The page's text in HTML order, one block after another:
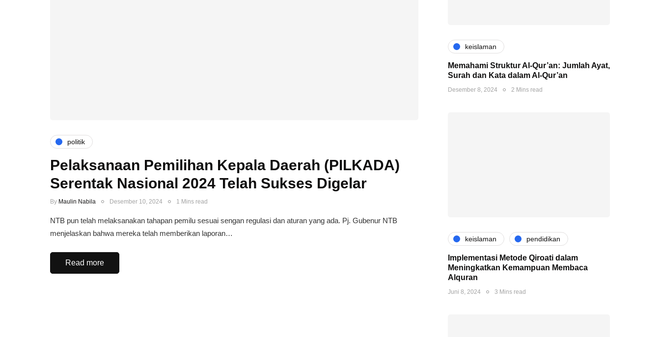
politik
Pelaksanaan Pemilihan Kepala Daerah (PILKADA)
Serentak Nasional 2024 Telah Sukses Digelar
By Maulin Nabila Desember 10, 2024 1 Mins read
NTB pun telah melaksanakan tahapan pemilu sesuai sengan regulasi dan aturan yang ada. Pj. Gubenur NTB
menjelaskan bahwa mereka telah memberikan laporan…
Read more
keislaman
Memahami Struktur Al-Qur’an: Jumlah Ayat,
Surah dan Kata dalam Al-Qur’an
Desember 8, 2024 2 Mins read
keislaman pendidikan
Implementasi Metode Qiroati dalam
Meningkatkan Kemampuan Membaca
Alquran
Juni 8, 2024 3 Mins read